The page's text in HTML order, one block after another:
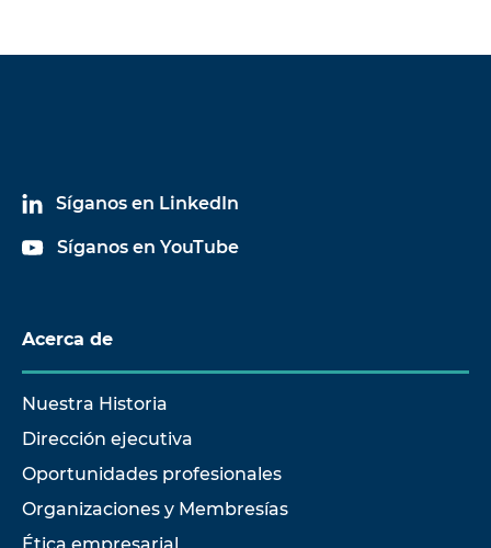
Síganos en LinkedIn
Síganos en YouTube
Acerca de
Nuestra Historia
Dirección ejecutiva
Oportunidades profesionales
Organizaciones y Membresías